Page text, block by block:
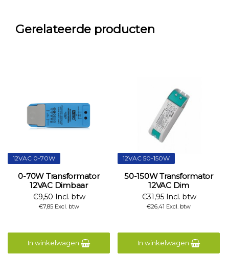
Gerelateerde producten
12VAC 0-70W
0-70W Transformator
12VAC Dimbaar
€9,50 Incl. btw
€7,85 Excl. btw
In winkelwagen
12VAC 50-150W
50-150W Transformator
12VAC Dim
€31,95 Incl. btw
€26,41 Excl. btw
In winkelwagen